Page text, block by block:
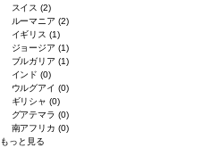
スイス(2)
ルーマニア(2)
イギリス(1)
ジョージア(1)
ブルガリア(1)
インド(0)
ウルグアイ(0)
ギリシャ(0)
グアテマラ(0)
南アフリカ(0)
もっと見る